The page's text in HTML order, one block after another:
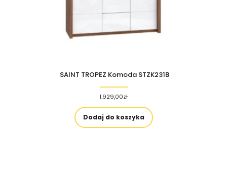
SAINT TROPEZ Komoda STZK231B
1.929,00zł
Dodaj do koszyka